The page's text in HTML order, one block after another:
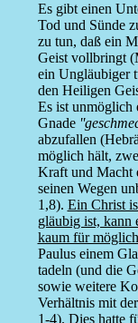
Es gibt einen
Tod und Sünde
zu tun, daß ein
Geist vollbringt
ein Ungläubiger
den Heiligen
Es ist unmöglich
Gnade
abzufallen
möglich hält,
Kraft und Macht
seinen Wegen
1,8). Ein Christ
gläubig ist, kann
kaum für
Paulus einem
tadeln (und die
sowie weitere
Verhältnis mit
1-4). Dies hatte